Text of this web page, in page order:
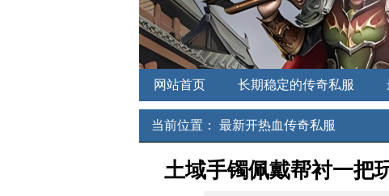
网站首页 长期稳定的传奇私服
新开中变传奇
刚开一秒私服
传
当前位置： 最新开热血传奇私服
土域手镯佩戴帮衬一把